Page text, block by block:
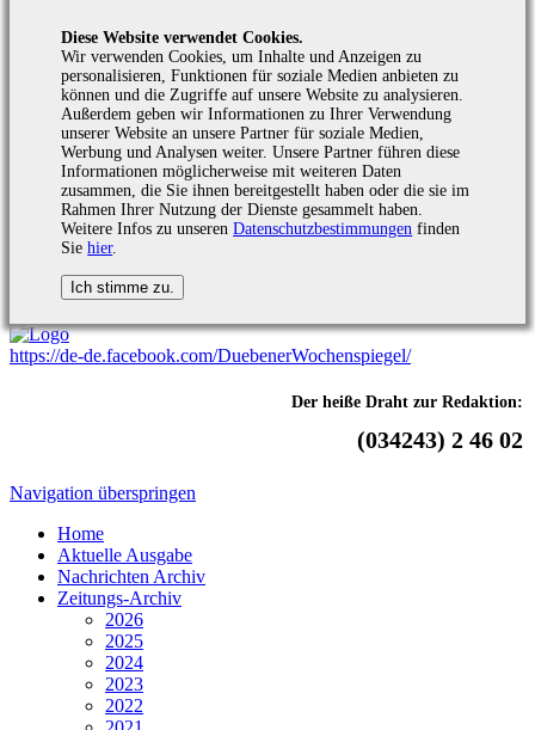
Diese Website verwendet Cookies.
Wir verwenden Cookies, um Inhalte und Anzeigen zu
personalisieren, Funktionen für soziale Medien anbieten zu
können und die Zugriffe auf unsere Website zu analysieren.
Außerdem geben wir Informationen zu Ihrer Verwendung
unserer Website an unsere Partner für soziale Medien,
Werbung und Analysen weiter. Unsere Partner führen diese
Informationen möglicherweise mit weiteren Daten
zusammen, die Sie ihnen bereitgestellt haben oder die sie im
Rahmen Ihrer Nutzung der Dienste gesammelt haben.
Weitere Infos zu unserenDatenschutzbestimmungen finden
Siehier.
https://de-de.facebook.com/DuebenerWochenspiegel/
Der heiße Draht zur Redaktion:
(034243) 2 46 02
Navigation überspringen
Home
Aktuelle Ausgabe
Nachrichten Archiv
Zeitungs-Archiv
2026
2025
2024
2023
2022